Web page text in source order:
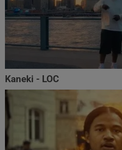
Kaneki - LOC